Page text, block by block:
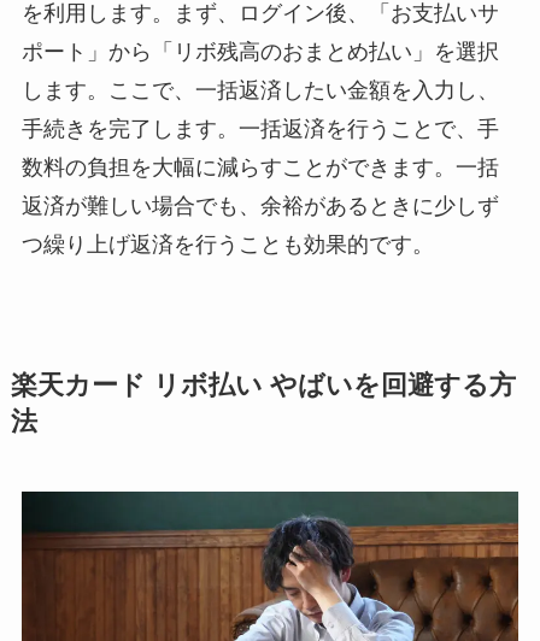
を利用します。まず、ログイン後、「お支払いサ
ポート」から「リボ残高のおまとめ払い」を選択
します。ここで、一括返済したい金額を入力し、
手続きを完了します。一括返済を行うことで、手
数料の負担を大幅に減らすことができます。一括
返済が難しい場合でも、余裕があるときに少しず
つ繰り上げ返済を行うことも効果的です。
楽天カード リボ払い やばいを回避する方
法